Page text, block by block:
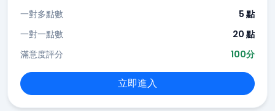
一對多點數
5 點
一對一點數
20 點
滿意度評分
100分
立即進入